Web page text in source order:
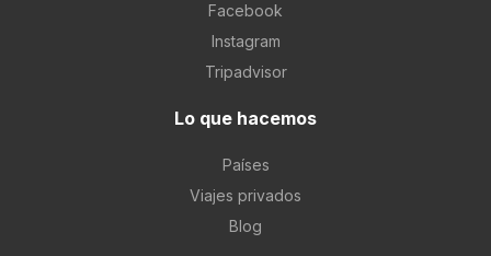
Facebook
Instagram
Tripadvisor
Lo que hacemos
Países
Viajes privados
Blog